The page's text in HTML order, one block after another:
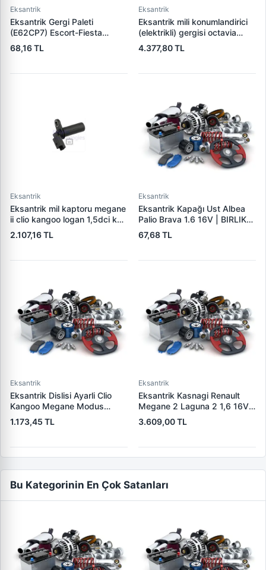
Eksantrik
Eksantrik Gergi Paleti
(E62CP7) Escort-Fiesta
81>91 | ECEM 752 | OEM
1086426 1113176 6032339
68,16 TL
Eksantrik
Eksantrik mili konumlandirici
(elektrikli) gergisi octavia
superb passat polo a4 a6
1.8tfsi awt adr apt arg
058109088k
4.377,80 TL
Eksantrik
Eksantrik mil kaptoru megane
ii clio kangoo logan 1,5dci k9k
2375000q0b, 23731bc41a,
8200187804
2.107,16 TL
Eksantrik
Eksantrik Kapağı Ust Albea
Palio Brava 1.6 16V | BIRLIK
0046 | OEM 46790429
67,68 TL
Eksantrik
Eksantrik Dislisi Ayarli Clio
Kangoo Megane Modus
Fluence 1.5DCI K9K (40 Dis) |
ZENON RN2037 | OEM
1.173,45 TL
Eksantrik
Eksantrik Kasnagi Renault
Megane 2 Laguna 2 1,6 16V
K4M | ZENON RN2005 | OEM
7701478505
3.609,00 TL
Bu Kategorinin En Çok Satanları